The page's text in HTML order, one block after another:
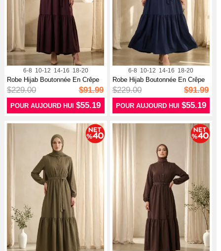
6-8 10-12 14-16 18-20
Robe Hijab Boutonnée En Crêpe
De Vi...
$229.00 $91.99
POUR AUJOURD HUI$55.19
6-8 10-12 14-16 18-20
Robe Hijab Boutonnée En Crêpe
De Vi...
$229.00 $91.99
POUR AUJOURD HUI $55.19